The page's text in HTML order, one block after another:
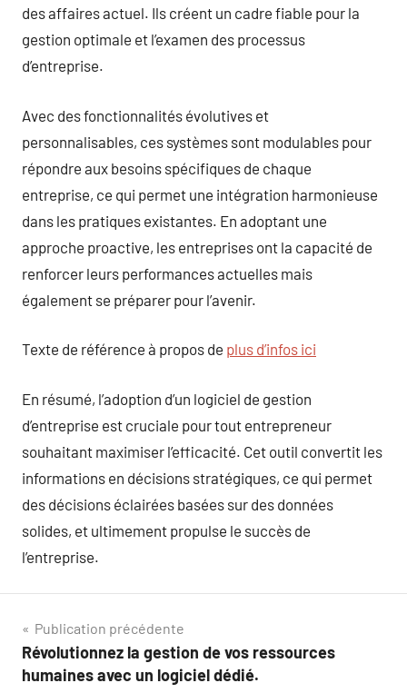
des affaires actuel. Ils créent un cadre fiable pour la
gestion optimale et l’examen des processus
d’entreprise.
Avec des fonctionnalités évolutives et
personnalisables, ces systèmes sont modulables pour
répondre aux besoins spécifiques de chaque
entreprise, ce qui permet une intégration harmonieuse
dans les pratiques existantes. En adoptant une
approche proactive, les entreprises ont la capacité de
renforcer leurs performances actuelles mais
également se préparer pour l’avenir.
Texte de référence à propos de plus d’infos ici
En résumé, l’adoption d’un logiciel de gestion
d’entreprise est cruciale pour tout entrepreneur
souhaitant maximiser l’efficacité. Cet outil convertit les
informations en décisions stratégiques, ce qui permet
des décisions éclairées basées sur des données
solides, et ultimement propulse le succès de
l’entreprise.
Navigation
de
Publication précédente
Révolutionnez la gestion de vos ressources
humaines avec un logiciel dédié.